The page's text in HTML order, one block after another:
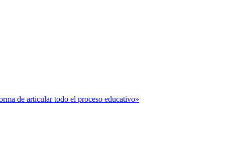
de articular todo el proceso educativo»